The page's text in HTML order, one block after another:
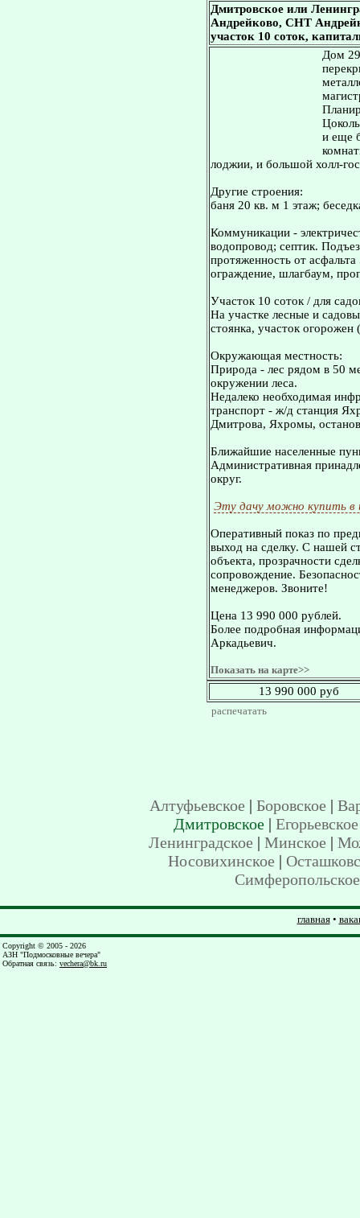
Дмитровское или
Андрейково, СНТ
участок 10 соток,
Дом
и еще
лоджии, и большой холл-
Другие строения:
баня 20 кв. м 1 этаж;
Коммуникации -
водопровод; септик.
протяженность от
ограждение, шлагбаум,
Участок 10 соток / для
На участке лесные и
стоянка, участок огорожен
Окружающая местность:
Природа - лес рядом в 50
окружении леса.
Недалеко необходимая
транспорт - ж/д станция
Дмитрова, Яхромы,
Ближайшие населенные
Административная
округ.
Эту дачу можно купить в
Оперативный показ по
выход на сделку. С нашей
объекта, прозрачности
сопровождение.
менеджеров. Звоните!
Цена 13 990 000 рублей.
Более подробная
Аркадьевич.
Показать на карте>>
13 990 000 руб
распечатать
Алтуфьевское | Боровское |
Дмитровское | Егорьевское
Ленинградское | Минское |
Носовихинское |
Симферопольское
главная•
Copyright © 2005 - 2026
АЗН "Подмосковные вечера"
Обратная связь: vechera@bk.ru